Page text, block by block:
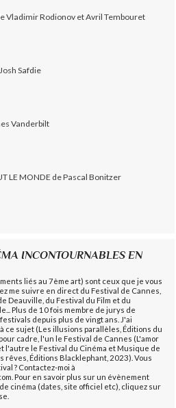
Vladimir Rodionov et Avril Tembouret
Safdie
Vanderbilt
LE MONDE de Pascal Bonitzer
INCONTOURNABLES EN
liés au 7ème art) sont ceux que je vous
me suivre en direct du Festival de Cannes,
Deauville, du Festival du Film et du
Plus de 10 fois membre de jurys de
depuis plus de vingt ans. J'ai
ce sujet (Les illusions parallèles, Éditions du
cadre, l'un le Festival de Cannes (L'amor
l'autre le Festival du Cinéma et Musique de
rêves, Éditions Blacklephant, 2023). Vous
? Contactez-moi à
Pour en savoir plus sur un évènement
cinéma (dates, site officiel etc), cliquez sur